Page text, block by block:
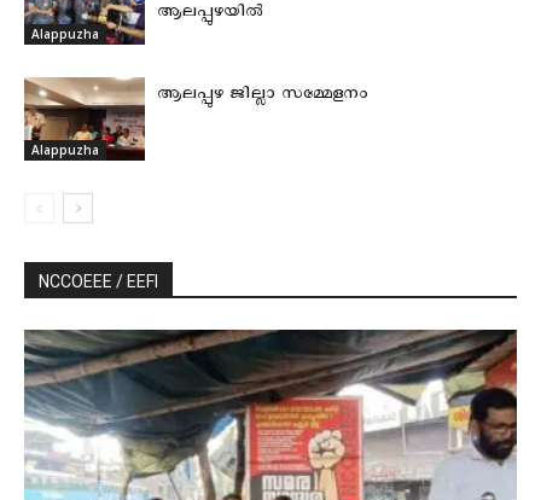
Alappuzha
ആലപ്പുഴയില്‍
Alappuzha
ആലപ്പുഴ ജില്ലാ സമ്മേളനം
NCCOEEE / EEFI